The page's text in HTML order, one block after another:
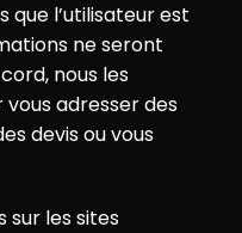
que l’utilisateur est
ne seront
nous les
adresser des
devis ou vous
sur les sites